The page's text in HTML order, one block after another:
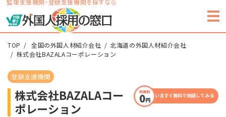
監理支援機関・登録支援機関を探すなら
TOP 全国の外国人材紹介会社
北海道の外国人材紹介会社
株式会社BAZALAコーポレーション
登録支援機関
株式会社BAZALAコー
ポレーション
いますぐ無料で相談してみる